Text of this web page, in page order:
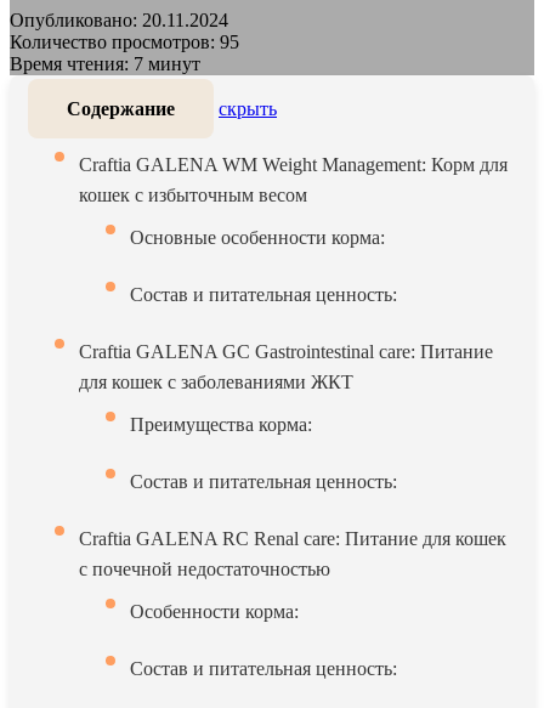
Опубликовано: 20.11.2024
Количество просмотров: 95
Время чтения: 7 минут
Содержание скрыть
Craftia GALENA WM Weight Management: Корм для
кошек с избыточным весом
Основные особенности корма:
Состав и питательная ценность:
Craftia GALENA GC Gastrointestinal care: Питание
для кошек с заболеваниями ЖКТ
Преимущества корма:
Состав и питательная ценность:
Craftia GALENA RC Renal care: Питание для кошек
с почечной недостаточностью
Особенности корма:
Состав и питательная ценность: